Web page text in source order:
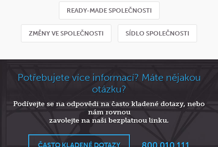
READY-MADE SPOLEČNOSTI
ZMĚNY VE SPOLEČNOSTI SÍDLO SPOLEČNOSTI
Potřebujete více informací? Máte nějakou
otázku?
Podívejte se na odpovědi na často kladené dotazy, nebo
nám rovnou
zavolejte na naši bezplatnou linku.
ČASTO KLADENÉ DOTAZY